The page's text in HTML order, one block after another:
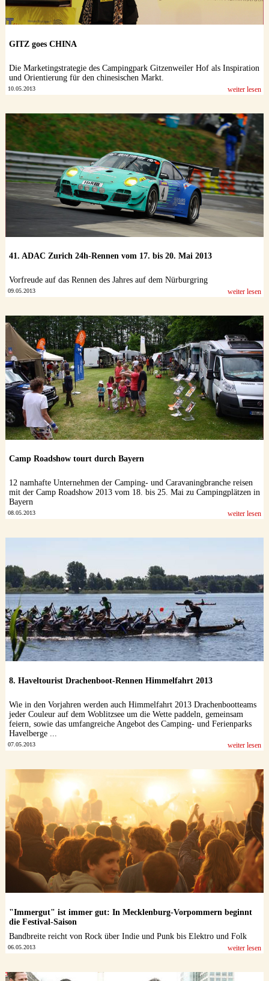
GITZ goes CHINA
Die Marketingstrategie des Campingpark Gitzenweiler Hof als Inspiration
und Orientierung für den chinesischen Markt.
10.05.2013 weiter lesen
41. ADAC Zurich 24h-Rennen vom 17. bis 20. Mai 2013
Vorfreude auf das Rennen des Jahres auf dem Nürburgring
09.05.2013 weiter lesen
Camp Roadshow tourt durch Bayern
12 namhafte Unternehmen der Camping- und Caravaningbranche reisen
mit der Camp Roadshow 2013 vom 18. bis 25. Mai zu Campingplätzen in
Bayern
08.05.2013 weiter lesen
8. Haveltourist Drachenboot-Rennen Himmelfahrt 2013
Wie in den Vorjahren werden auch Himmelfahrt 2013 Drachenbootteams
jeder Couleur auf dem Woblitzsee um die Wette paddeln, gemeinsam
feiern, sowie das umfangreiche Angebot des Camping- und Ferienparks
Havelberge ...
07.05.2013 weiter lesen
"Immergut" ist immer gut: In Mecklenburg-Vorpommern beginnt
die Festival-Saison
Bandbreite reicht von Rock über Indie und Punk bis Elektro und Folk
06.05.2013 weiter lesen